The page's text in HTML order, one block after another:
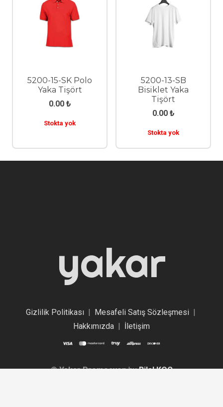
5200-15-SK Polo
Yaka Tişört
0.00 ₺
Stokta yok
5200-13-SB
Bisiklet Yaka
Tişört
0.00 ₺
Stokta yok
yakar
Gizlilik Politikası| Mesafeli Satış Sözleşmesi|
Hakkımızda | İletişim
©Yakar PromosyonbyBilal KOÇ